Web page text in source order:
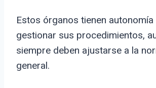
Estos órganos tienen autonomía
gestionar sus procedimientos,
siempre deben ajustarse a la
general.